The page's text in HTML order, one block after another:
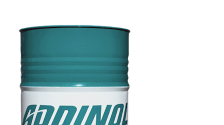
Ende
Bildergalerie